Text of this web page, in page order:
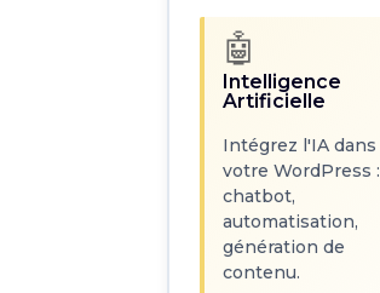
🤖
Intelligence
Artificielle
Intégrez l'IA dans
votre WordPress :
chatbot,
automatisation,
génération de
contenu.
génération de
contenu.
Découvrir →
📈
Référencement
SEO WordPress
Optimisez votre